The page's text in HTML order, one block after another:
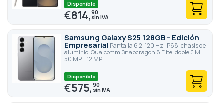
Disponible
€814,90
Samsung Galaxy S25 128GB - Edición
Empresarial Pantalla 6.2, 120 Hz, IP68, chasis de
aluminio, Qualcomm Snapdragon 8 Elite, doble SIM,
50 MP + 12 MP.
Disponible
€575,90